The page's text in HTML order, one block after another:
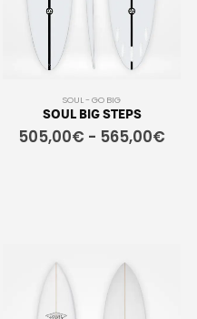
SOUL - GO BIG
SOUL BIG STEPS
505,00€ - 565,00€